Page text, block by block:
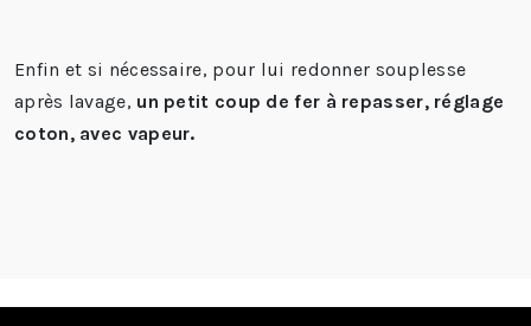
Enfin et si nécessaire, pour lui redonner souplesse
après lavage, un petit coup de fer à repasser, réglage
coton, avec vapeur.